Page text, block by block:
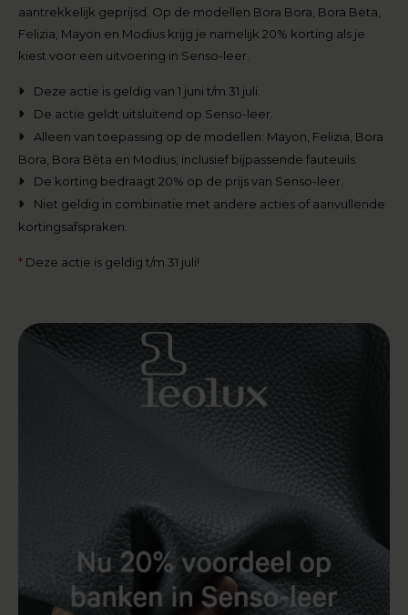
aantrekkelijk geprijsd. Op de modellen Bora Bora, Bora Beta,
Felizia, Mayon en Modius krijg je namelijk 20% korting als je
kiest voor een uitvoering in Senso-leer.
Deze actie is geldig van 1 juni t/m 31 juli.
De actie geldt uitsluitend op Senso-leer.
Alleen van toepassing op de modellen: Mayon, Felizia, Bora
Bora, Bora Bèta en Modius, inclusief bijpassende fauteuils.
De korting bedraagt 20% op de prijs van Senso-leer.
Niet geldig in combinatie met andere acties of aanvullende
kortingsafspraken.
* Deze actie is geldig t/m 31 juli!